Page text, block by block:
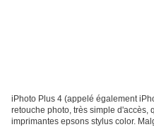
iPhoto Plus 4 (appelé également
retouche photo, très simple d'accès,
imprimantes epsons stylus color.